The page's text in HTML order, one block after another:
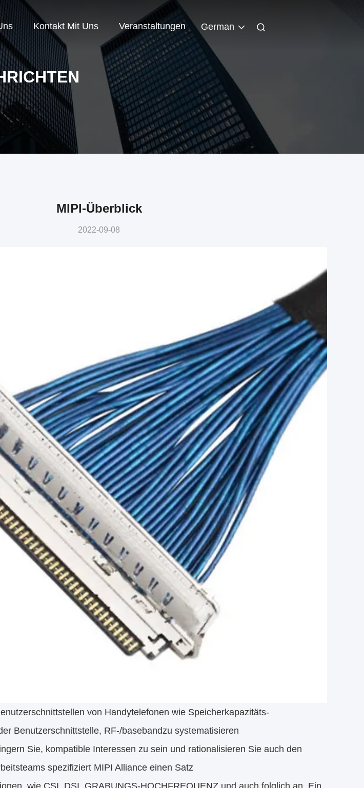
Kontakt Mit Uns Veranstaltungen German
MIPI-Überblick
2022-09-08
von Handytelefonen wie Speicherkapazitäts-
Benutzerschnittstelle, RF-/basebandzu systematisieren
Sie, kompatible Interessen zu sein und rationalisieren Sie auch den
spezifiziert MIPI Alliance einen Satz
wie CSI, DSI, GRABUNGS-HOCHFREQUENZ und auch folglich an. Ein